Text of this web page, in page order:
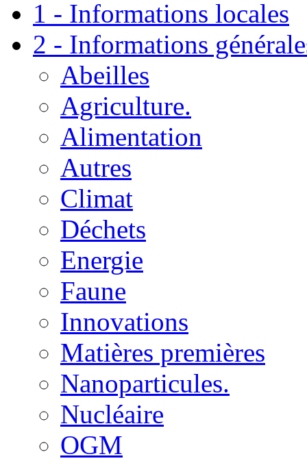
1 - Informations locales
2 - Informations
Abeilles
Agriculture.
Alimentation
Autres
Climat
Déchets
Energie
Faune
Innovations
Matières premières
Nanoparticules.
Nucléaire
OGM